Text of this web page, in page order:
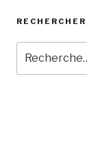
RECHERCHER
pour
: